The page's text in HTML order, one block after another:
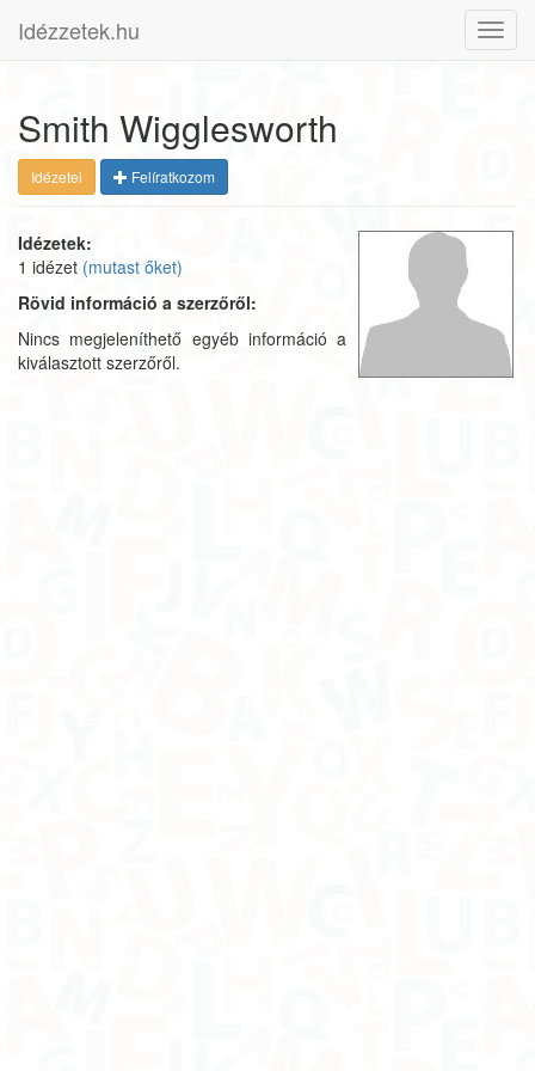
Idézzetek.hu
Smith Wigglesworth
Idézetei Felíratkozom
Idézetek:
1 idézet (mutast őket)
Rövid információ a szerzőről:
Nincs megjeleníthető egyéb információ a
kiválasztott szerzőről.